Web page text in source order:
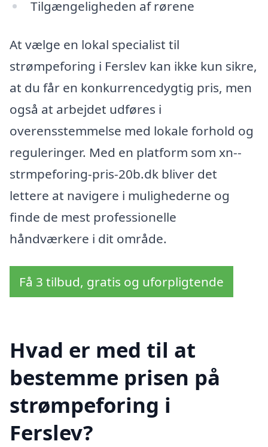
Tilgængeligheden af rørene
At vælge en lokal specialist til
strømpeforing i Ferslev kan ikke kun sikre,
at du får en konkurrencedygtig pris, men
også at arbejdet udføres i
overensstemmelse med lokale forhold og
reguleringer. Med en platform som xn--
strmpeforing-pris-20b.dk bliver det
lettere at navigere i mulighederne og
finde de mest professionelle
håndværkere i dit område.
Få 3 tilbud, gratis og uforpligtende
Hvad er med til at
bestemme prisen på
strømpeforing i
Ferslev?